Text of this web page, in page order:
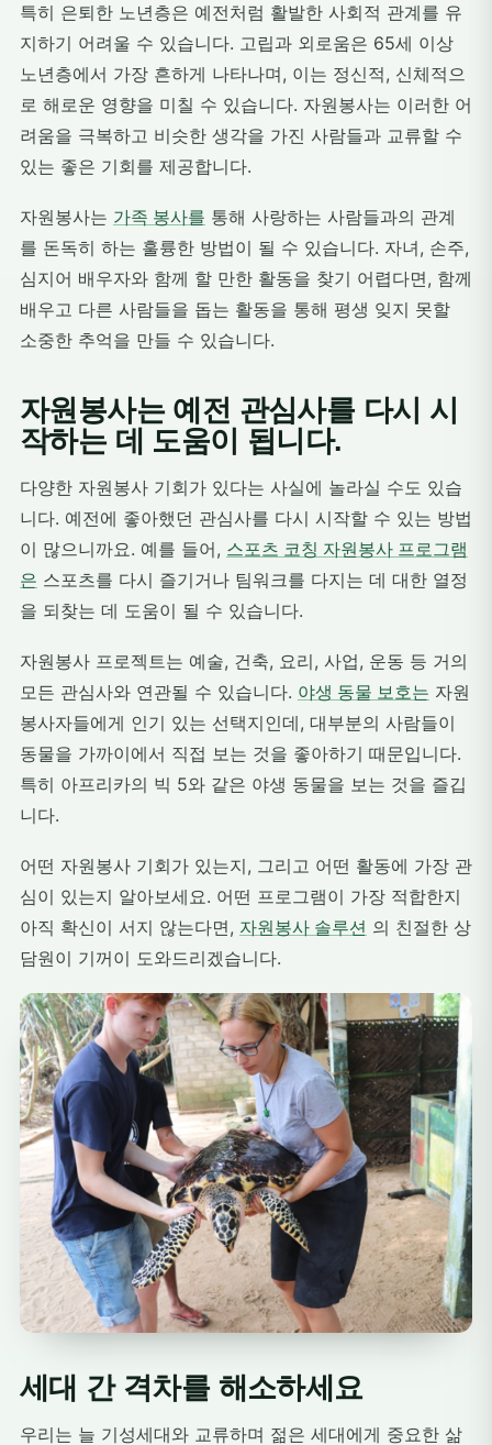
특히 은퇴한 노년층은 예전처럼 활발한 사회적 관계를 유
지하기 어려울 수 있습니다. 고립과 외로움은 65세 이상
노년층에서 가장 흔하게 나타나며, 이는 정신적, 신체적으
로 해로운 영향을 미칠 수 있습니다. 자원봉사는 이러한 어
려움을 극복하고 비슷한 생각을 가진 사람들과 교류할 수
있는 좋은 기회를 제공합니다.
자원봉사는 가족 봉사를 통해 사랑하는 사람들과의 관계
를 돈독히 하는 훌륭한 방법이 될 수 있습니다. 자녀, 손주,
심지어 배우자와 함께 할 만한 활동을 찾기 어렵다면, 함께
배우고 다른 사람들을 돕는 활동을 통해 평생 잊지 못할
소중한 추억을 만들 수 있습니다.
자원봉사는 예전 관심사를 다시 시
작하는 데 도움이 됩니다.
다양한 자원봉사 기회가 있다는 사실에 놀라실 수도 있습
니다. 예전에 좋아했던 관심사를 다시 시작할 수 있는 방법
이 많으니까요. 예를 들어, 스포츠 코칭 자원봉사 프로그램
은 스포츠를 다시 즐기거나 팀워크를 다지는 데 대한 열정
을 되찾는 데 도움이 될 수 있습니다.
자원봉사 프로젝트는 예술, 건축, 요리, 사업, 운동 등 거의
모든 관심사와 연관될 수 있습니다. 야생 동물 보호는 자원
봉사자들에게 인기 있는 선택지인데, 대부분의 사람들이
동물을 가까이에서 직접 보는 것을 좋아하기 때문입니다.
특히 아프리카의 빅 5와 같은 야생 동물을 보는 것을 즐깁
니다.
어떤 자원봉사 기회가 있는지, 그리고 어떤 활동에 가장 관
심이 있는지 알아보세요. 어떤 프로그램이 가장 적합한지
아직 확신이 서지 않는다면, 자원봉사 솔루션 의 친절한 상
담원이 기꺼이 도와드리겠습니다.
세대 간 격차를 해소하세요
우리는 늘 기성세대와 교류하며 젊은 세대에게 중요한 삶